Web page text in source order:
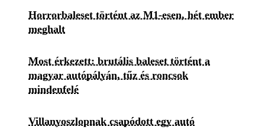
Horrorbaleset történt az M1-esen, hét ember
meghalt
Most érkezett: brutális baleset történt a
magyar autópályán, tűz és roncsok
mindenfelé
Villanyoszlopnak csapódott egy autó